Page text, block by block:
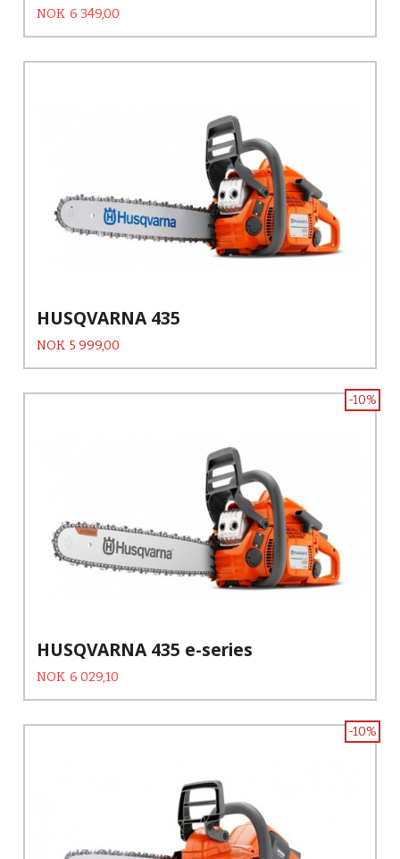
Tilbud
NOK 6 349,00Rabatt
HUSQVARNA 435
Pris
NOK 5 999,00
HUSQVARNA 435 e-series
Tilbud
NOK 6 029,10Rabatt
-10%
-10%